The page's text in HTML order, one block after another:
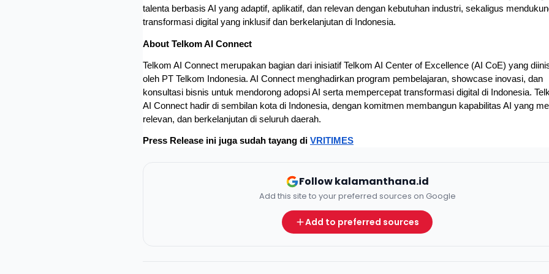
talenta berbasis AI yang adaptif, aplikatif, dan relevan dengan kebutuhan industri, sekaligus
transformasi digital yang inklusif dan berkelanjutan di Indonesia.
About Telkom AI Connect
Telkom AI Connect merupakan bagian dari inisiatif Telkom AI Center of Excellence (AI CoE) yang
oleh PT Telkom Indonesia. AI Connect menghadirkan program pembelajaran, showcase inovasi, dan
konsultasi bisnis untuk mendorong adopsi AI serta mempercepat transformasi digital di Indonesia.
AI Connect hadir di sembilan kota di Indonesia, dengan komitmen membangun kapabilitas AI yang
relevan, dan berkelanjutan di seluruh daerah.
Press Release ini juga sudah tayang di VRITIMES
Follow kalamanthana.id
Add this site to your preferred sources on Google
Add to preferred sources